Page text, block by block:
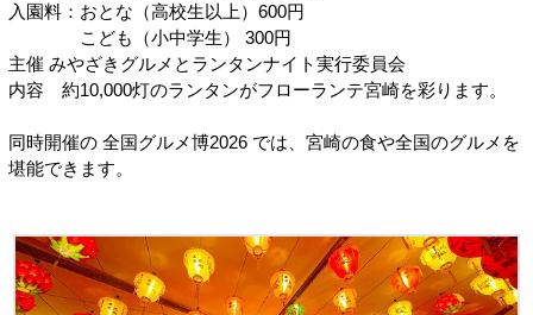
入園料：おとな（高校生以上）600円
こども（小中学生） 300円
主催 みやざきグルメとランタンナイト実行委員会
内容 約10,000灯のランタンがフローランテ宮崎を彩ります。
同時開催の 全国グルメ博2026 では、宮崎の食や全国のグルメを
堪能できます。